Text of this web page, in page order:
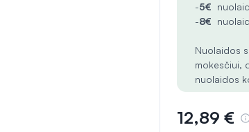
-5€
-8€
Nuolaidos
mokesčiui,
nuolaidos
12,89 €